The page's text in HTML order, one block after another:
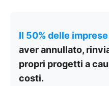
Il 50% delle
aver annullato,
propri progetti a
costi.